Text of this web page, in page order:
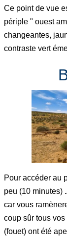
Ce point de vue
périple " ouest
changeantes,
contraste vert
Pour accéder au
peu (10 minutes)
car vous
coup sûr tous
(fouet) ont été